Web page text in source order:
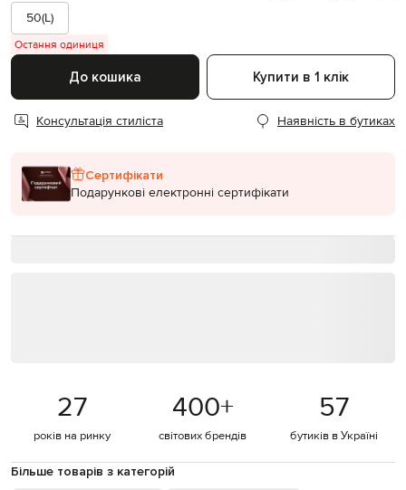
50(L)
Остання одиниця
До кошика Купити в 1 клік
Консультація стиліста Наявність в бутиках
Сертифікати
Подарункові електронні сертифікати
27
років на ринку
400+
світових брендів
57
бутиків в Україні
Більше товарів з категорій